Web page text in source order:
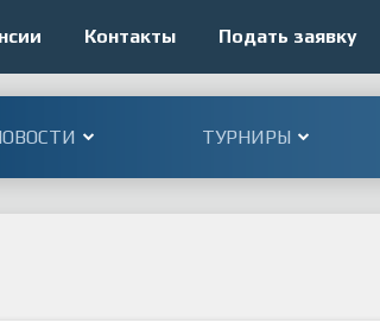
Контакты Подать заявку
ТУРНИРЫ